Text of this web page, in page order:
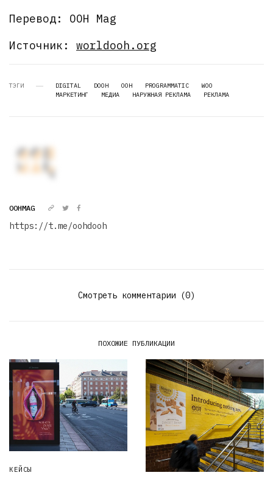
Перевод: OOH Mag
Источник:worldooh.org
ТЭГИ DIGITAL DOOH OOH PROGRAMMATIC
WOO
МАРКЕТИНГ
МЕДИА НАРУЖНАЯ РЕКЛАМА РЕКЛАМА
OOHMAG
https://t.me/oohdooh
Смотреть комментарии (0)
ПОХОЖИЕ ПУБЛИКАЦИИ
КЕЙСЫ